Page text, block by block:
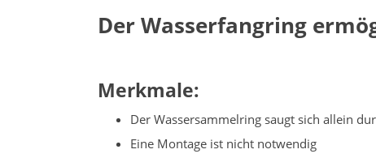
Der Wasserfangring
Merkmale:
Der Wassersammelring saugt sich allein
Eine Montage ist nicht notwendig